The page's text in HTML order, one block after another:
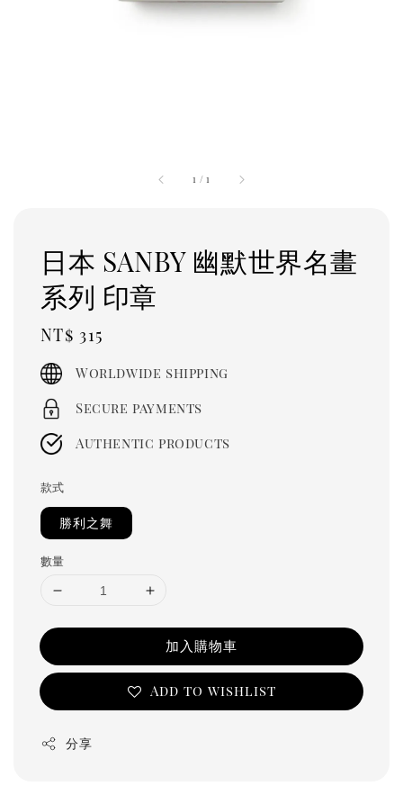
1 /1
日本 SANBY 幽默世界名畫
系列 印章
Regular
price
NT$ 315
Worldwide shipping
Secure payments
Authentic products
款式
勝利之舞
數量
加入購物車
Add to wishlist
分享